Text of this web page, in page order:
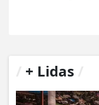
+ Lidas